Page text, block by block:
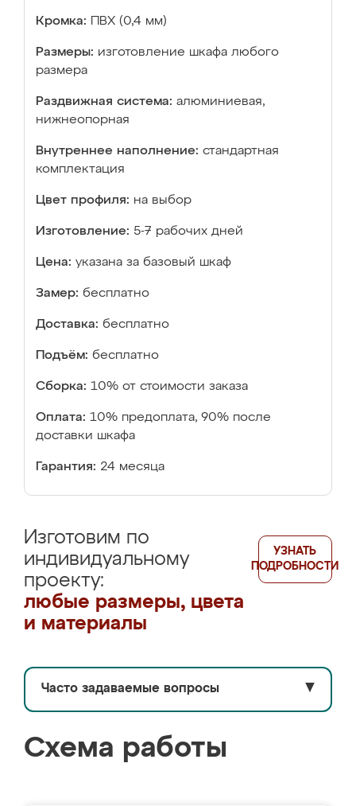
Кромка: ПВХ (0,4 мм)
Размеры: изготовление шкафа любого
размера
Раздвижная система: алюминиевая,
нижнеопорная
Внутреннее наполнение: стандартная
комплектация
Цвет профиля: на выбор
Изготовление: 5-7 рабочих дней
Цена: указана за базовый шкаф
Замер: бесплатно
Доставка: бесплатно
Подъём: бесплатно
Сборка: 10% от стоимости заказа
Оплата: 10% предоплата, 90% после
доставки шкафа
Гарантия: 24 месяца
Изготовим по
индивидуальному
проекту:
любые размеры, цвета
и материалы
УЗНАТЬ
ПОДРОБНОСТИ
Часто задаваемые вопросы ▼
Схема работы